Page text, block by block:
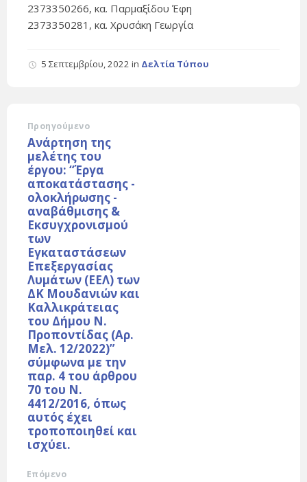
2373350266, κα. Παρμαξίδου Έφη
2373350281, κα. Χρυσάκη Γεωργία
5 Σεπτεμβρίου, 2022 in Δελτία Τύπου
Προηγούμενο
Ανάρτηση της
μελέτης του
έργου: “Έργα
αποκατάστασης -
ολοκλήρωσης -
αναβάθμισης &
Εκσυγχρονισμού
των
Εγκαταστάσεων
Επεξεργασίας
Λυμάτων (ΕΕΛ) των
ΔΚ Μουδανιών και
Καλλικράτειας
του Δήμου Ν.
Προποντίδας (Αρ.
Μελ. 12/2022)”
σύμφωνα με την
παρ. 4 του άρθρου
70 του Ν.
4412/2016, όπως
αυτός έχει
τροποποιηθεί και
ισχύει.
Επόμενο